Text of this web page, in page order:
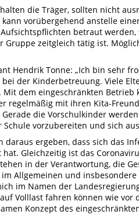
die Träger, sollten nicht
vorübergehend anstelle
betraut
Gruppe zeitgleich tätig ist.
Hendrik Tonne: „Ich bin sehr
der Kinderbetreuung. Viele
dem eingeschränkten
regelmäßig mit ihren Kita-
die Vorschulkinder
vorzubereiten und sich
daraus ergeben, dass sich das
Gleichzeitig ist das
in der Verantwortung, die
Allgemeinen und
im Namen der
Volllast fahren können wie vor
Konzept des